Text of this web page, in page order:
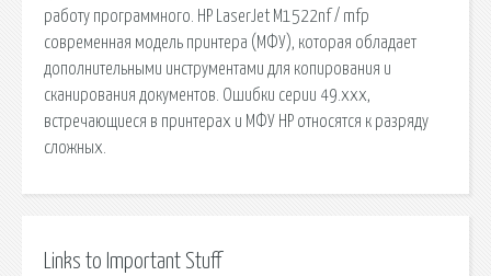
работу программного. HP LaserJet M1522nf / mfp
современная модель принтера (МФУ), которая обладает
дополнительными инструментами для копирования и
сканирования документов. Ошибки серии 49.xxx,
встречающиеся в принтерах и МФУ HP относятся к разряду
сложных.
Links to Important Stuff